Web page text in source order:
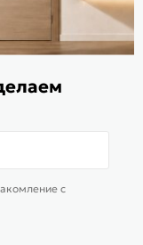
в 1 клик
c